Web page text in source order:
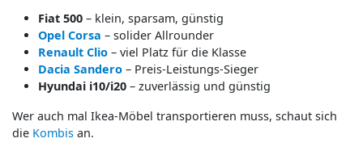
Fiat 500 – klein, sparsam, günstig
Opel Corsa – solider Allrounder
Renault Clio – viel Platz für die Klasse
Dacia Sandero – Preis-Leistungs-Sieger
Hyundai i10/i20 – zuverlässig und günstig
Wer auch mal Ikea-Möbel transportieren muss, schaut sich
die Kombis an.